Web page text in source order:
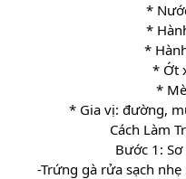
*
*
*
* Ớt
*
* Gia vị: đường,
Cách Làm
Bước 1:
-Trứng gà rửa sạch